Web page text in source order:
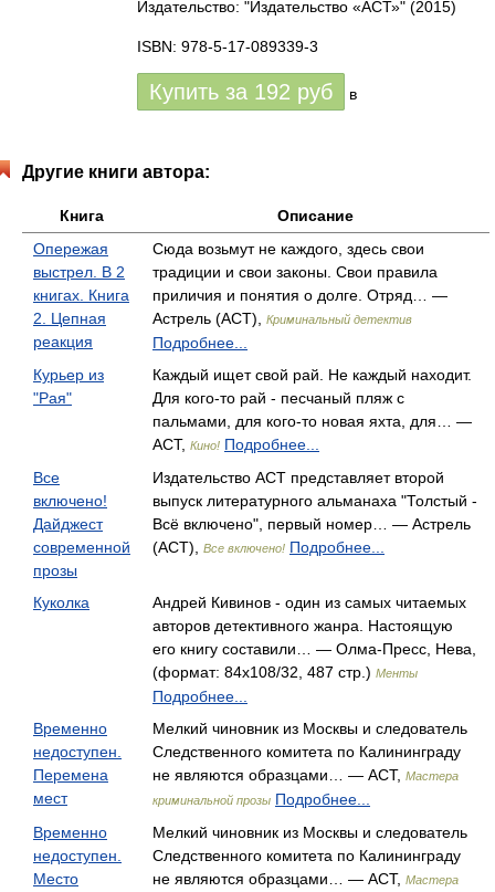
Издательство: "Издательство «АСТ»" (2015)
ISBN: 978-5-17-089339-3
Купить за 192 руб в
Другие книги автора:
Книга
Описание
Опережая
выстрел. В 2
книгах. Книга
2. Цепная
реакция
Сюда возьмут не каждого, здесь свои
традиции и свои зако­ны. Свои правила
приличия и понятия о долге. Отряд… —
Астрель (АСТ),
Криминальный детектив
Подробнее...
Курьер из
"Рая"
Каждый ищет свой рай. Не каждый находит.
Для кого-то рай - песчаный пляж с
пальмами, для кого-то новая яхта, для… —
АСТ, Кино! Подробнее...
Все
включено!
Дайджест
современной
прозы
Издательство ACT представляет второй
выпуск литературного альманаха "Толстый -
Всё включено", первый номер… — Астрель
(АСТ),
Все включено! Подробнее...
Куколка
Андрей Кивинов - один из самых читаемых
авторов детективного жанра. Настоящую
его книгу составили… — Олма-Пресс, Нева,
(формат: 84x108/32, 487 стр.) Менты
Подробнее...
Временно
недоступен.
Перемена
мест
Мелкий чиновник из Москвы и следователь
Следственного комитета по Калининграду
не являются образцами… — АСТ, Мастера
криминальной прозы Подробнее...
Временно
недоступен.
Место
Мелкий чиновник из Москвы и следователь
Следственного комитета по Калининграду
не являются образцами… — АСТ, Мастера